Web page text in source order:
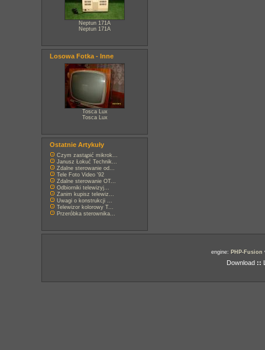
Neptun 171A
Neptun 171A
Losowa Fotka - Inne
Tosca Lux
Tosca Lux
Ostatnie Artykuły
Czym zastąpić mikrok...
Janusz Łokuć Technik...
Zdalne sterowanie od...
Tele Foto Video '92
Zdalne sterowanie OT...
Odbiorniki telewizyj...
Zanim kupisz telewiz...
Uwagi o konstrukcji ...
Telewizor kolorowy T...
Przeróbka sterownika...
engine: PHP-Fusion
Download ::